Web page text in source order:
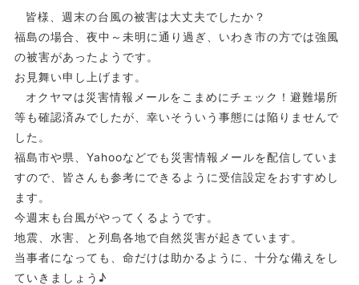
皆様、週末の台風の被害は大丈夫でしたか？
福島の場合、夜中～未明に通り過ぎ、いわき市の方では強風
の被害があったようです。
お見舞い申し上げます。
オクヤマは災害情報メールをこまめにチェック！避難場所
等も確認済みでしたが、幸いそういう事態には陥りませんで
した。
福島市や県、Yahooなどでも災害情報メールを配信していま
すので、皆さんも参考にできるように受信設定をおすすめし
ます。
今週末も台風がやってくるようです。
地震、水害、と列島各地で自然災害が起きています。
当事者になっても、命だけは助かるように、十分な備えをし
ていきましょう♪